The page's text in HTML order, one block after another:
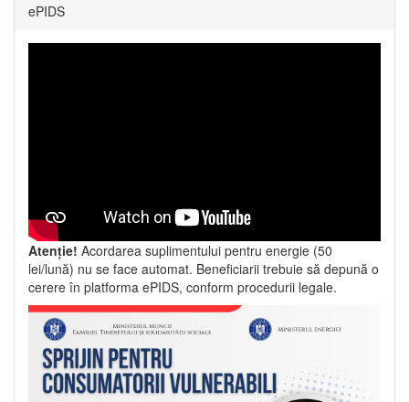
ePIDS
Atenție! Acordarea suplimentului pentru energie (50
lei/lună) nu se face automat. Beneficiarii trebuie să depună o
cerere în platforma ePIDS, conform procedurii legale.